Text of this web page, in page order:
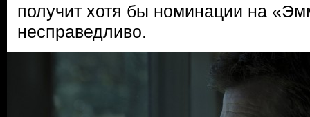
получит хотя бы номинации на
несправедливо.